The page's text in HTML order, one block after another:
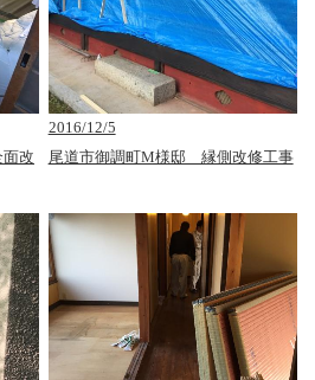
改
2016/12/5
尾道市御調町M様邸 縁側改修工事